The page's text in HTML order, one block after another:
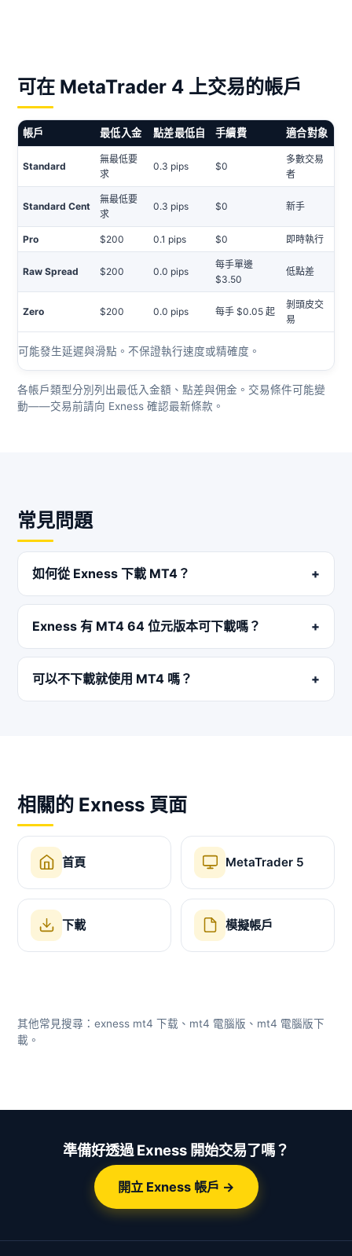
可在 MetaTrader 4 上交易的帳戶
帳戶 最低入金 點差最低自 手續費 適合對象
Standard
無最低要
求
0.3 pips $0
多數交易
者
Standard Cent
無最低要
求
0.3 pips $0 新手
Pro $200 0.1 pips $0 即時執行
Raw Spread $200 0.0 pips
每手單邊
$3.50
低點差
Zero $200 0.0 pips 每手 $0.05 起
剝頭皮交
易
可能發生延遲與滑點。不保證執行速度或精確度。
各帳戶類型分別列出最低入金額、點差與佣金。交易條件可能變
動——交易前請向 Exness 確認最新條款。
常見問題
如何從 Exness 下載 MT4？
Exness 有 MT4 64 位元版本可下載嗎？
可以不下載就使用 MT4 嗎？
相關的 Exness 頁面
首頁 MetaTrader 5
下載 模擬帳戶
其他常見搜尋：exness mt4 下载、mt4 電腦版、mt4 電腦版下
載。
準備好透過 Exness 開始交易了嗎？
開立 Exness 帳戶 →